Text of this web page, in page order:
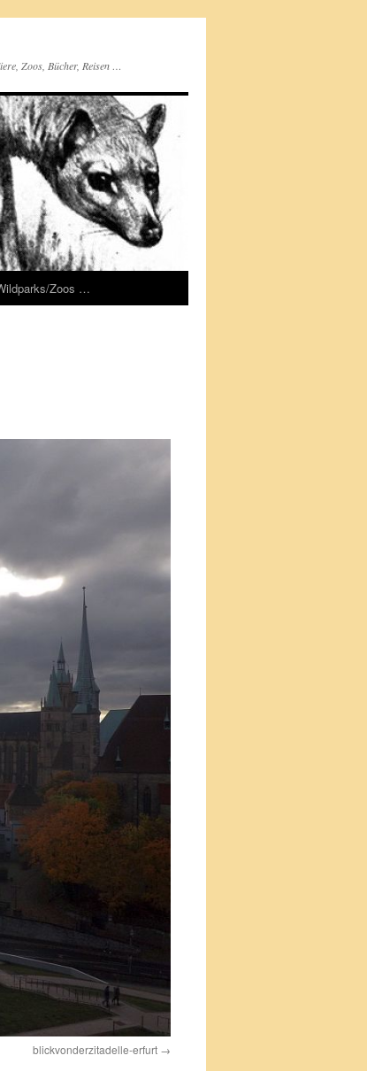
Zoos, Bücher, Reisen …
Zoos …
blickvonderzitadelle-erfurt